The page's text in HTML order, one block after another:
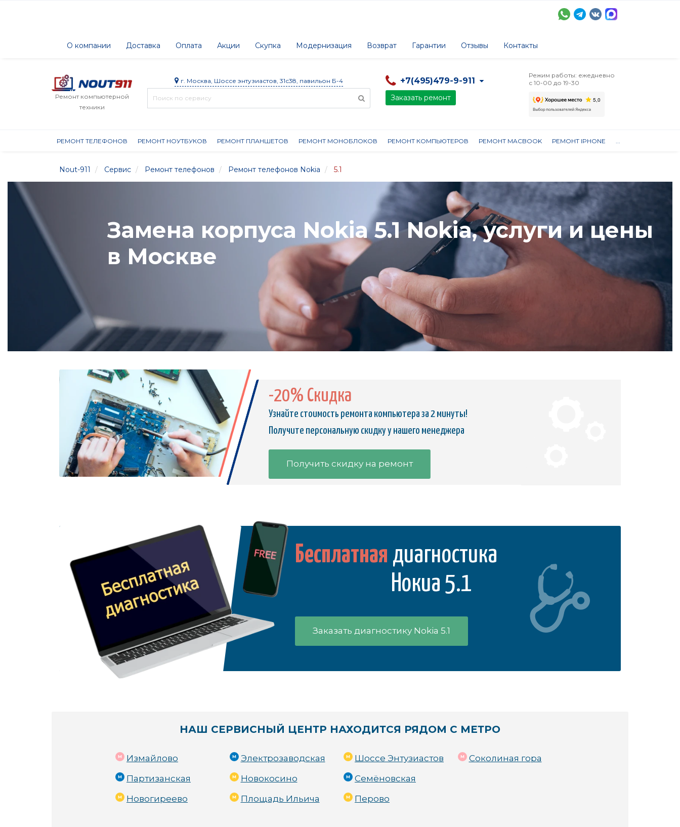
О компании Доставка Оплата Акции Скупка Модернизация Возврат Гарантии Отзывы Контакты
Ремонт компьютерной
техники
г. Москва, Шоссе энтузиастов, 31с38, павильон Б-4 +7(495)479-9-911
Заказать ремонт
Режим работы: ежедневно
с 10-00 до 19-30
РЕМОНТ ТЕЛЕФОНОВ РЕМОНТ НОУТБУКОВ РЕМОНТ ПЛАНШЕТОВ РЕМОНТ МОНОБЛОКОВ РЕМОНТ КОМПЬЮТЕРОВ РЕМОНТ MACBOOK РЕМОНТ IPHONE ...
Nout-911 Сервис Ремонт телефонов Ремонт телефонов Nokia 5.1
Замена корпуса Nokia 5.1 Nokia, услуги и цены
в Москве
-20% Скидка
Узнайте стоимость ремонта компьютера за 2 минуты!
Получите персональную скидку у нашего менеджера
Получить скидку на ремонт
Бесплатная диагностика
Нокиа 5.1
Заказать диагностику Nokia 5.1
НАШ СЕРВИСНЫЙ ЦЕНТР НАХОДИТСЯ РЯДОМ С МЕТРО
Измайлово
Партизанская
Новогиреево
Электрозаводская
Новокосино
Площадь Ильича
Шоссе Энтузиастов
Семёновская
Перово
Соколиная гора